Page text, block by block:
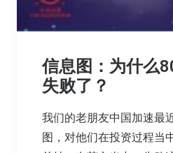
信息图：为什么
失败了？
我们的老朋友中国加速最
图，对他们在投资过程当